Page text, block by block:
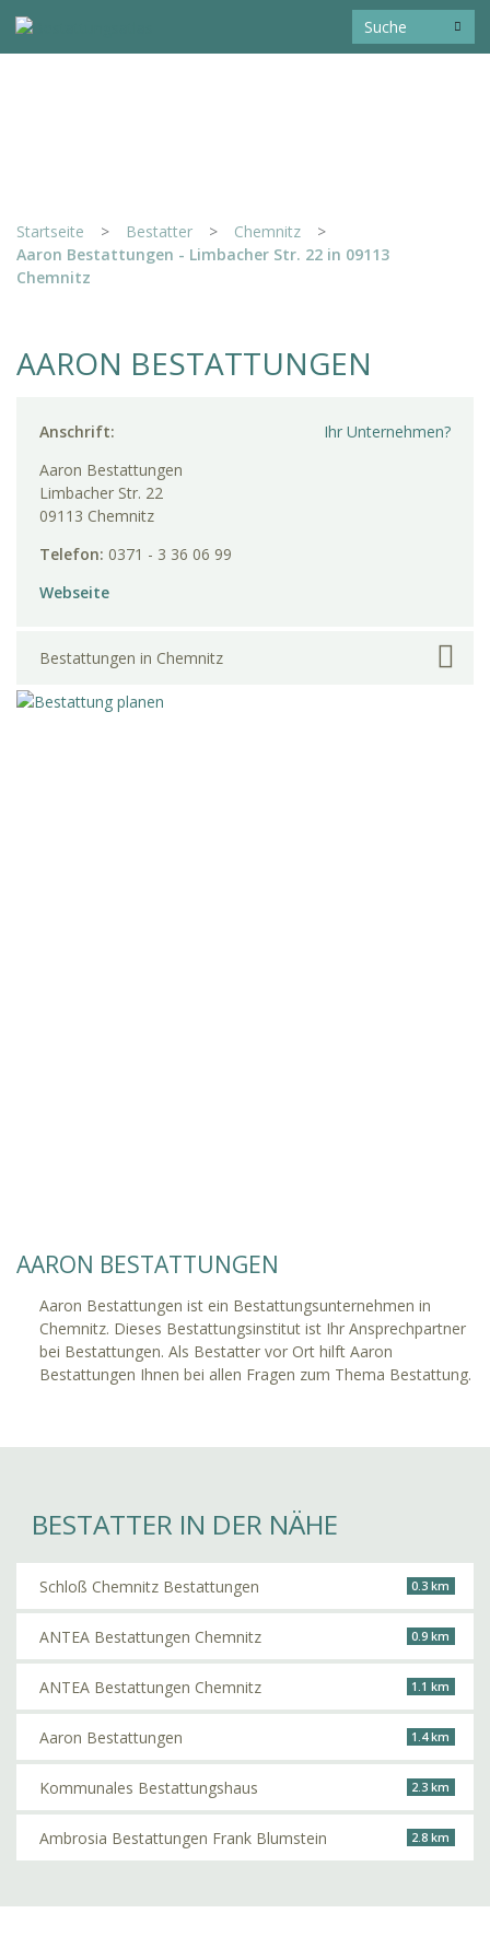
Startseite > Bestatter > Chemnitz
>
Aaron Bestattungen - Limbacher Str. 22 in 09113
Chemnitz
AARON BESTATTUNGEN
Ihr Unternehmen?
Anschrift:
Aaron Bestattungen
Limbacher Str. 22
09113 Chemnitz
Telefon: 0371 - 3 36 06 99
Webseite
Bestattungen in Chemnitz
AARON BESTATTUNGEN
Aaron Bestattungen ist ein Bestattungsunternehmen in
Chemnitz. Dieses Bestattungsinstitut ist Ihr Ansprechpartner
bei Bestattungen. Als Bestatter vor Ort hilft Aaron
Bestattungen Ihnen bei allen Fragen zum Thema Bestattung.
BESTATTER IN DER NÄHE
Schloß Chemnitz Bestattungen 0.3 km
ANTEA Bestattungen Chemnitz 0.9 km
ANTEA Bestattungen Chemnitz 1.1 km
Aaron Bestattungen 1.4 km
Kommunales Bestattungshaus 2.3 km
Ambrosia Bestattungen Frank Blumstein 2.8 km